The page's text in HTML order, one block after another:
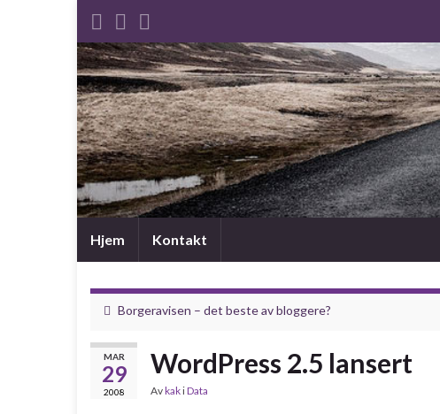
Hjem Kontakt
Borgeravisen – det beste av bloggere?
MAR
29
2008
WordPress 2.5 lansert
AvkakiData